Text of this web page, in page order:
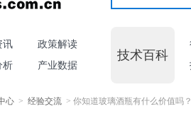
讯
政策解读
析
产业数据
技术百科
心 > 经验交流 > 你知道玻璃酒瓶有什么价值吗？